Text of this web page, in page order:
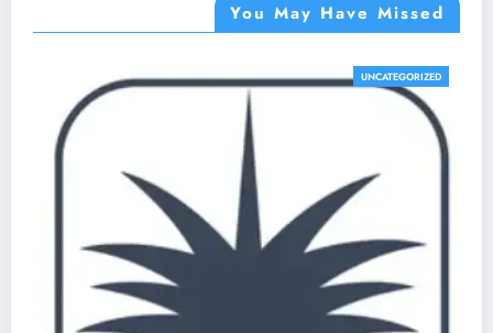
You May Have Missed
UNCATEGORIZED